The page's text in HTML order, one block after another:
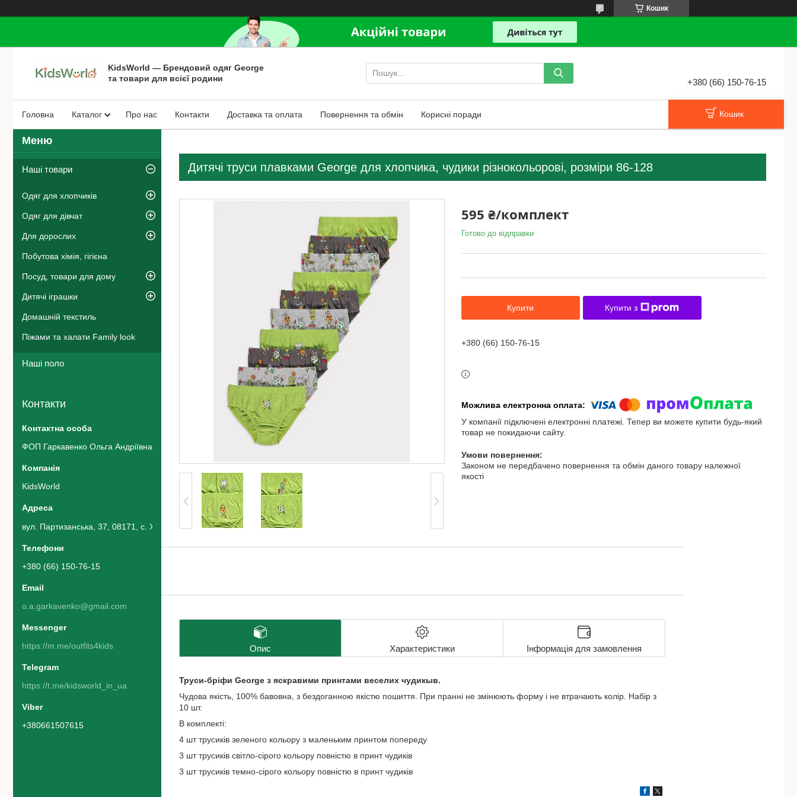
Кошик
KidsWorld — Брендовий одяг George
та товари для всієї родини
+380 (66) 150-76-15
Головна Каталог Про нас Контакти Доставка та оплата Повернення та обмін Корисні поради Кошик
Дитячі труси плавками George для хлопчика, чудики різнокольорові, розміри 86-128
595 ₴/комплект
Готово до відправки
Купити Купити з
+380 (66) 150-76-15
У компанії підключені електронні платежі. Тепер ви можете купити будь-який
товар не покидаючи сайту.
Законом не передбачено повернення та обмін даного товару належної
якості
Опис Характеристики Інформація для замовлення
Труси-бріфи George з яскравими принтами веселих чудикыв.
Чудова якість, 100% бавовна, з бездоганною якістю пошиття. При пранні не змінюють форму і не втрачають колір. Набір з
10 шт.
В комплекті:
4 шт трусиків зеленого кольору з маленьким принтом попереду
3 шт трусиків світло-сірого кольору повністю в принт чудиків
3 шт трусиків темно-сірого кольору повністю в принт чудиків
Наші товари
Одяг для хлопчиків
Одяг для дівчат
Для дорослих
Побутова хімія, гігієна
Посуд, товари для дому
Дитячі іграшки
Домашній текстиль
Піжами та халати Family look
Наші поло
Контакти
ФОП Гаркавенко Ольга Андріївна
KidsWorld
вул. Партизанська, 37, 08171, с. Хотів, Україна
+380 (66) 150-76-15
o.a.garkavenko@gmail.com
https://m.me/outfits4kids
https://t.me/kidsworld_in_ua
+380661507615